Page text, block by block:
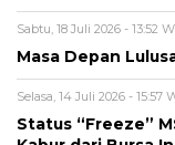
Sabtu, 18 Juli 2026 - 13:52
Masa Depan
Selasa, 14 Juli 2026 - 15:57
Status “Freeze”